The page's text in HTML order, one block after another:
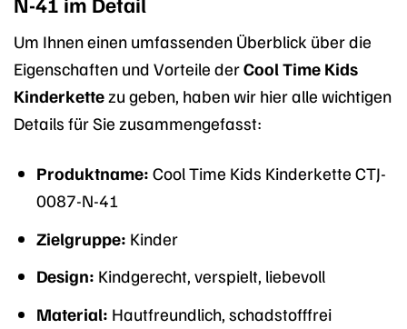
Um Ihnen einen umfassenden Überblick über die
Eigenschaften und Vorteile derCool Time Kids
Kinderkettezu geben, haben wir hier alle wichtigen
Details für Sie zusammengefasst:
Produktname: Cool Time Kids Kinderkette CTJ-
0087-N-41
Zielgruppe: Kinder
Design: Kindgerecht, verspielt, liebevoll
Material: Hautfreundlich, schadstofffrei